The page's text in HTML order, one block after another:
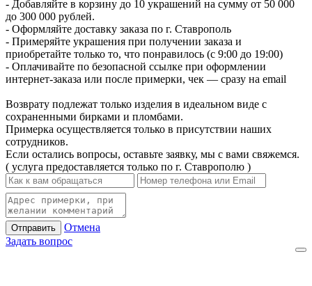
- Добавляйте в корзину до 10 украшений на сумму от 50 000
до 300 000 рублей.
- Оформляйте доставку заказа по г. Ставрополь
- Примеряйте украшения при получении заказа и
приобретайте только то, что понравилось (с 9:00 до 19:00)
- Оплачивайте по безопасной ссылке при оформлении
интернет-заказа или после примерки, чек — сразу на email
Возврату подлежат только изделия в идеальном виде с
сохраненными бирками и пломбами.
Примерка осуществляется только в присутствии наших
сотрудников.
Если остались вопросы, оставьте заявку, мы с вами свяжемся.
( услуга предоставляется только по г. Ставрополю )
Отправить
Отмена
Задать вопрос